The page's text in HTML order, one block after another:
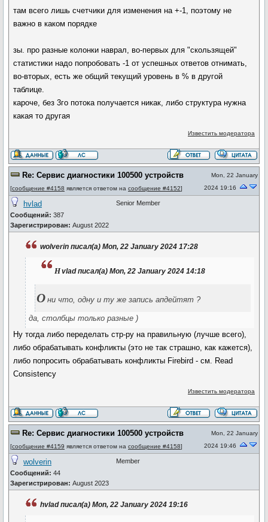
там всего лишь счетчики для изменения на +-1, поэтому не
важно в каком порядке
зы. про разные колонки наврал, во-первых для "скользящей"
статистики надо попробовать -1 от успешных ответов отнимать,
во-вторых, есть же общий текущий уровень в % в другой
таблице.
кароче, без 3го потока получается никак, либо структура нужна
какая то другая
Известить модератора
Re: Сервис диагностики 100500 устройств
[сообщение #4158 является ответом на сообщение #4152]
Mon, 22 January
2024 19:16
hvlad
Сообщений: 387
Зарегистрирован: August 2022
Senior Member
wolverin писал(а) Mon, 22 January 2024 17:28
hvlad писал(а) Mon, 22 January 2024 14:18
О ни что, одну и ту же запись апдейтят ?
да, столбцы только разные )
Ну тогда либо переделать стр-ру на правильную (лучше всего),
либо обрабатывать конфликты (это не так страшно, как кажется),
либо попросить обрабатывать конфликты Firebird - см. Read
Consistency
Известить модератора
Re: Сервис диагностики 100500 устройств
[сообщение #4159 является ответом на сообщение #4158]
Mon, 22 January
2024 19:46
wolverin
Сообщений: 44
Зарегистрирован: August 2023
Member
hvlad писал(а) Mon, 22 January 2024 19:16